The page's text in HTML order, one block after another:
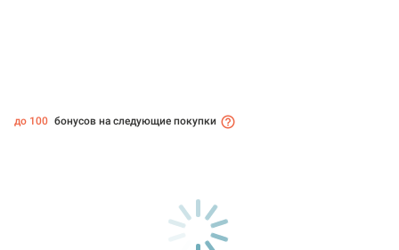
до 100 бонусов на следующие покупки